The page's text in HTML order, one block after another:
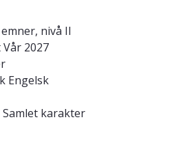
nivå II
Vår 2027
Engelsk
Samlet karakter